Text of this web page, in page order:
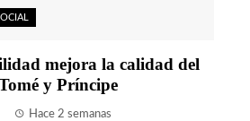
mejora la calidad del
y Príncipe
Hace 2 semanas